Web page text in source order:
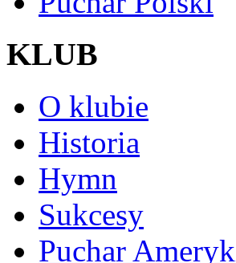
KLUB
O klubie
Historia
Hymn
Sukcesy
Puchar